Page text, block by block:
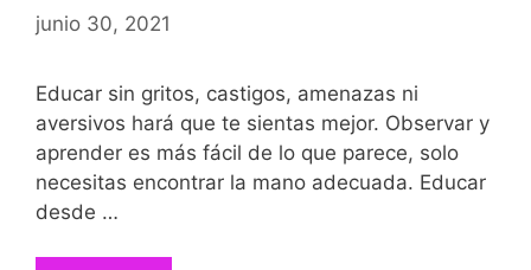
junio 30, 2021
Educar sin gritos, castigos, amenazas ni
aversivos hará que te sientas mejor. Observar y
aprender es más fácil de lo que parece, solo
necesitas encontrar la mano adecuada. Educar
desde …